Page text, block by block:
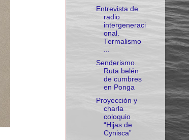
Entrevista de
radio
intergeneraci
onal.
Termalismo
Senderismo.
Ruta belén
de cumbres
en Ponga
Proyección y
charla
coloquio
“Hijas de
Cynisca”